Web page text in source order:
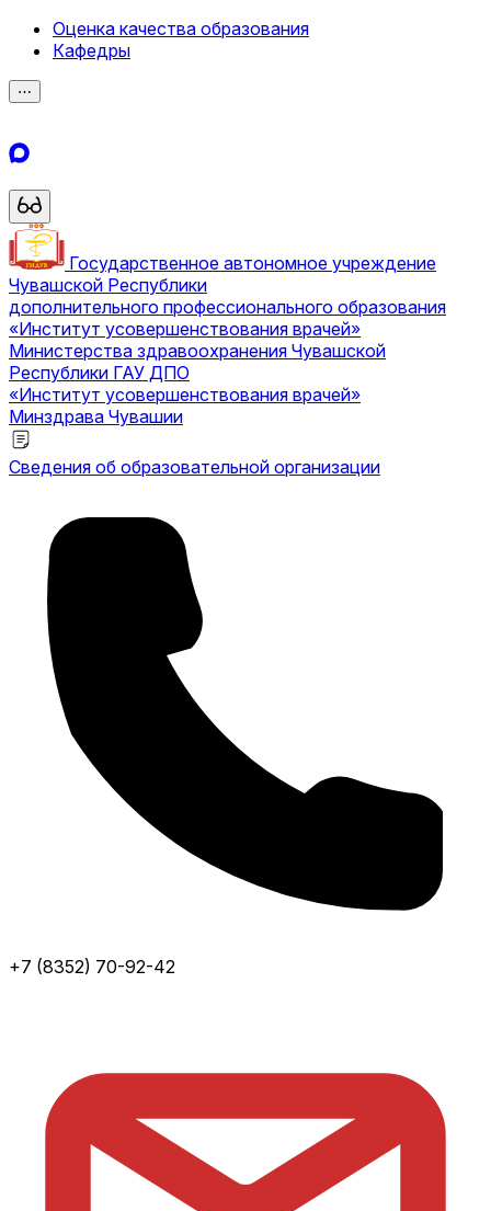
Оценка качества образования
Кафедры
⋯
Государственное автономное учреждение
Чувашской Республики
дополнительного профессионального образования
«Институт усовершенствования врачей»
Министерства здравоохранения Чувашской
Республики ГАУ ДПО
«Институт усовершенствования врачей»
Минздрава Чувашии
Сведения об образовательной организации
+7 (8352) 70-92-42